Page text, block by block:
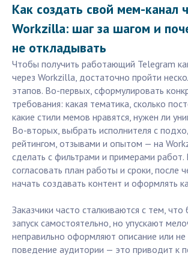
Как создать свой мем-канал
Workzilla: шаг за шагом и
не откладывать
Чтобы получить работающий Telegram
через Workzilla, достаточно пройти
этапов. Во-первых, сформулировать
требования: какая тематика, сколько
какие стили мемов нравятся, нужен ли
Во-вторых, выбрать исполнителя с
рейтингом, отзывами и опытом — на
сделать с фильтрами и примерами работ.
согласовать план работы и сроки, после
начать создавать контент и оформлять
Заказчики часто сталкиваются с тем, что
запуск самостоятельно, но упускают
неправильно оформляют описание или
поведение аудитории — это приводит к